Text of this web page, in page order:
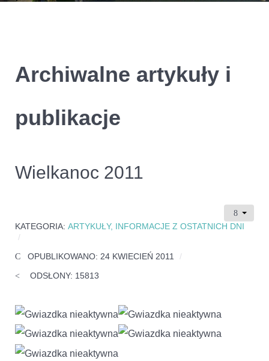
Archiwalne artykuły i
publikacje
Wielkanoc 2011
KATEGORIA: ARTYKUŁY, INFORMACJE Z OSTATNICH DNI
OPUBLIKOWANO: 24 KWIECIEŃ 2011
ODSŁONY: 15813